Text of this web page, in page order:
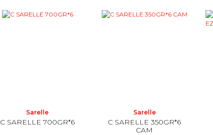
Sarelle
C SARELLE 700GR*6
Sarelle
C SARELLE 350GR*6
CAM